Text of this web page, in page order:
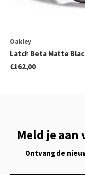
Oakley
Latch Beta Matte
€162,00
Meld je
Ontvang de